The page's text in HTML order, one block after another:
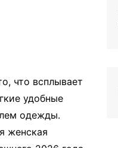
что всплывает
удобные
одежды.
женская